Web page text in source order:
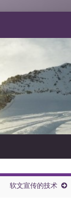
软文宣传的技术